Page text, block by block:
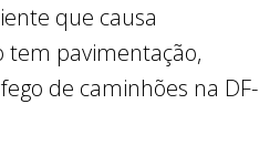
que causa
tem pavimentação,
de caminhões na DF-